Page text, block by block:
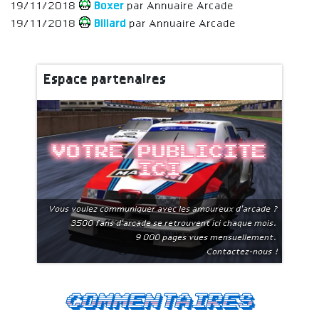
19/11/2018
Boxer par Annuaire Arcade
19/11/2018
Billard par Annuaire Arcade
Espace partenaires
Votre publicite
ici
Vous voulez communiquer avec les amoureux d'arcade ?
3500 fans d'arcade se retrouvent ici chaque mois.
9 000 pages vues mensuellement.
Contactez-nous !
Commentaires